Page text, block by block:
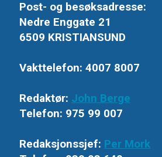
Post- og besøksadresse:
Nedre Enggate 21
6509 KRISTIANSUND
Vakttelefon: 4007 8007
Redaktør: John Berge
Telefon: 975 99 007
Redaksjonssjef: Per Mork